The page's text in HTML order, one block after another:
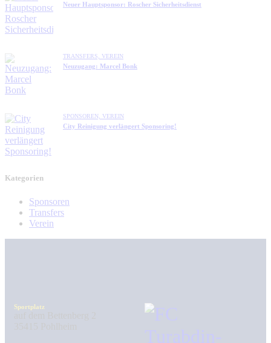
Neuer Hauptsponsor: Roscher Sicherheitsdienst
TRANSFERS, VEREIN
Neuzugang: Marcel Bonk
SPONSOREN, VEREIN
City Reinigung verlängert Sponsoring!
Kategorien
Sponsoren
Transfers
Verein
Sportplatz